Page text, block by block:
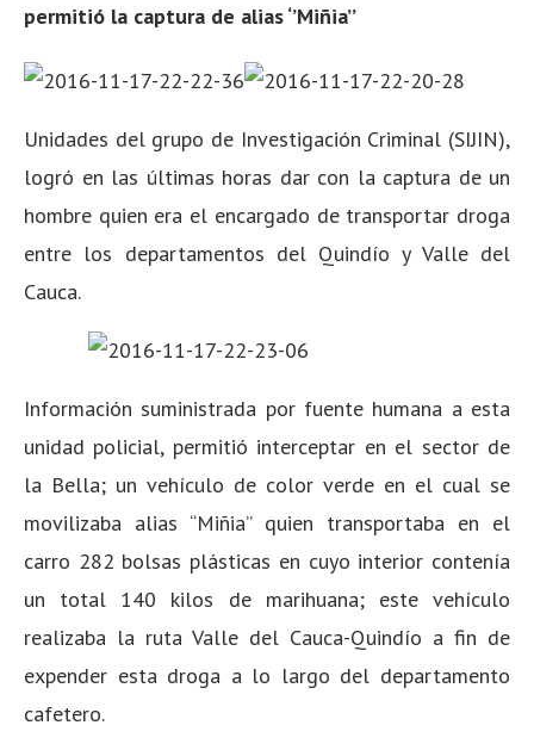
permitió la captura de alias ‘’Miñia’’
Unidades del grupo de Investigación Criminal (SIJIN),
logró en las últimas horas dar con la captura de un
hombre quien era el encargado de transportar droga
entre los departamentos del Quindío y Valle del
Cauca.
Información suministrada por fuente humana a esta
unidad policial, permitió interceptar en el sector de
la Bella; un vehículo de color verde en el cual se
movilizaba alias “Miñia” quien transportaba en el
carro 282 bolsas plásticas en cuyo interior contenía
un total 140 kilos de marihuana; este vehículo
realizaba la ruta Valle del Cauca-Quindío a fin de
expender esta droga a lo largo del departamento
cafetero.